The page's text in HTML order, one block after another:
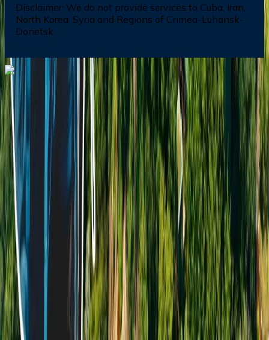
Disclaimer: We do not provide services to Cuba, Iran,
North Korea, Syria and Regions of Crimea-Luhansk-
Donetsk
Dial In for Bigger Savings: Exclusive Deals!
+1-240-523-4500
+1-240-523-4500
Contact us
Dial In for Bigger Savings: Exclusive Deals!
+1-240-523-4500
Instant Response Multilingual Support 24/7 Quick
Assistance